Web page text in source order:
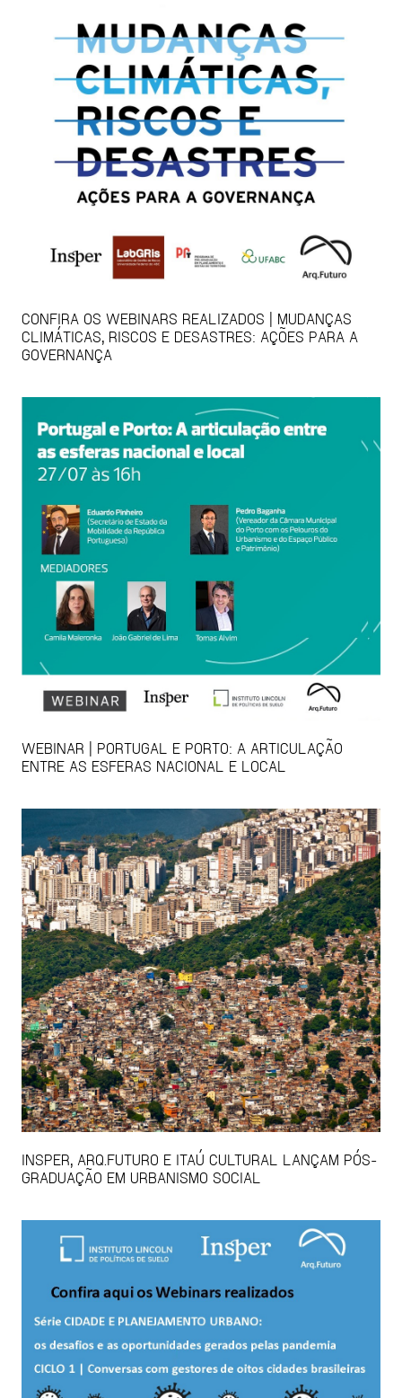
CONFIRA OS WEBINARS REALIZADOS | MUDANÇAS
CLIMÁTICAS, RISCOS E DESASTRES: AÇÕES PARA A
GOVERNANÇA
WEBINAR | PORTUGAL E PORTO: A ARTICULAÇÃO
ENTRE AS ESFERAS NACIONAL E LOCAL
INSPER, ARQ.FUTURO E ITAÚ CULTURAL LANÇAM PÓS-
GRADUAÇÃO EM URBANISMO SOCIAL